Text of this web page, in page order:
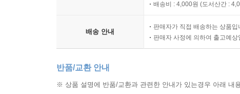
배송비 : 4,000원 (도서산간 :
배송 안내
판매자가 직접 배송하는 상품입
판매자 사정에 의하여 출고예
반품/교환 안내
※ 상품 설명에 반품/교환과 관련한 안내가 있는경우 아래 내